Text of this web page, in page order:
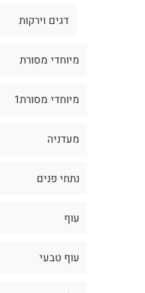
דגים וירקות
מיוחדי מסורת
מיוחדי מסורת1
מעדניה
נתחי פנים
עוף
עוף טבעי